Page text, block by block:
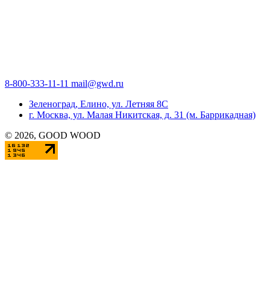
8-800-333-11-11 mail@gwd.ru
Зеленоград, Елино, ул. Летняя 8С
г. Москва, ул. Малая Никитская, д. 31 (м. Баррикадная)
© 2026, GOOD WOOD